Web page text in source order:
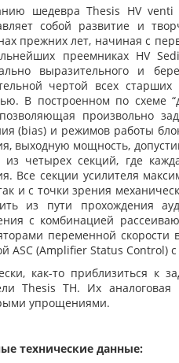
шедевра Thesis HV venti
собой развитие и
прежних лет, начиная с
преемниках HV
выразительного и
чертой всех
В построенном по схеме
произвольно
(bias) и режимов работы
выходную мощность,
из четырех секций, где
Все секции усилителя
и с точки зрения
из пути прохождения
с комбинацией
переменной
ASC (Amplifier Status
как-то приблизиться к
Thesis TH. Их
упрощениями.
технические данные: